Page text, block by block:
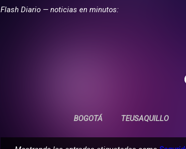
Flash Diario — noticias en minutos:
BOGOTÁ TEUSAQUILLO